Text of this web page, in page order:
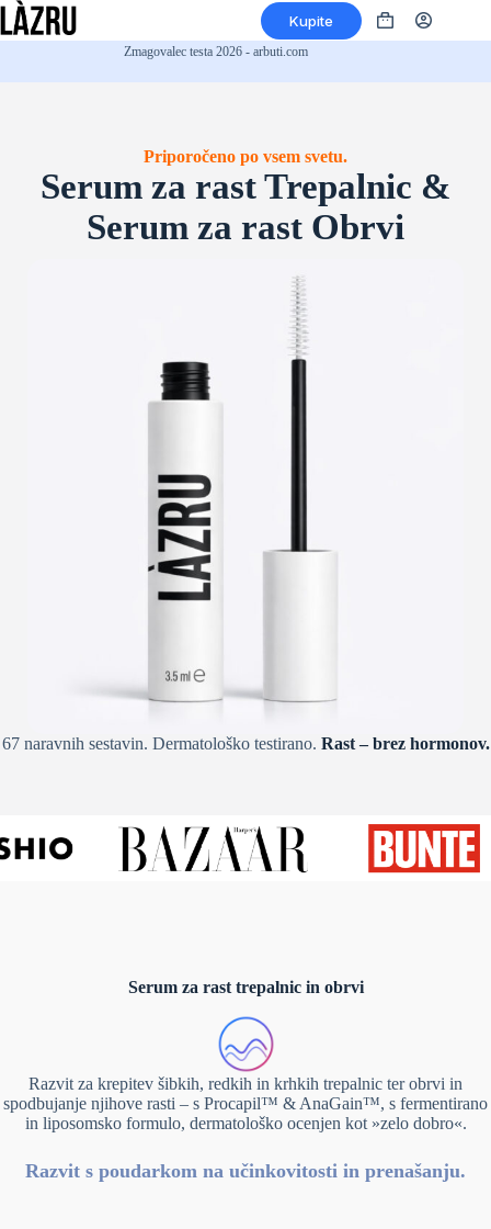
Preskoči
na
Kupite
Nakupovalna
Zmagovalec testa 2026 - arbuti.com
Priporočeno po vsem svetu.
Serum za rast Trepalnic &
Serum za rast Obrvi
67 naravnih sestavin. Dermatološko testirano. Rast – brez hormonov.
Serum za rast trepalnic in obrvi
Razvit za krepitev šibkih, redkih in krhkih trepalnic ter obrvi in
spodbujanje njihove rasti – s Procapil™ & AnaGain™, s fermentirano
in liposomsko formulo, dermatološko ocenjen kot »zelo dobro«.
Razvit s poudarkom na učinkovitosti in prenašanju.